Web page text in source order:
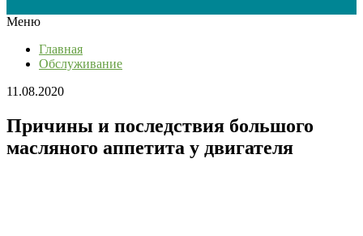
Меню
Главная
Обслуживание
11.08.2020
Причины и последствия большого
масляного аппетита у двигателя